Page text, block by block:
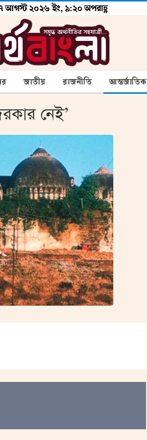
আগস্ট ২০২৬ ইং, ৯:২০ অপরাহ্ণ
জাতীয় রাজনীতি আন্তর্জাতিক
নেই’